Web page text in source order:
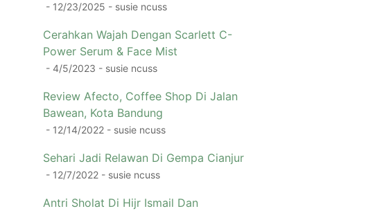
- 12/23/2025 - susie ncuss
Cerahkan Wajah Dengan Scarlett C-
Power Serum & Face Mist
- 4/5/2023 - susie ncuss
Review Afecto, Coffee Shop Di Jalan
Bawean, Kota Bandung
- 12/14/2022 - susie ncuss
Sehari Jadi Relawan Di Gempa Cianjur
- 12/7/2022 - susie ncuss
Antri Sholat Di Hijr Ismail Dan